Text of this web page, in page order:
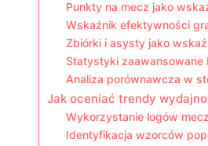
Punkty na mecz jako
Wskaźnik efektywności
Zbiórki i asysty jako
Statystyki zaawansowane
Analiza porównawcza w
Jak oceniać trendy
Wykorzystanie logów
Identyfikacja wzorców